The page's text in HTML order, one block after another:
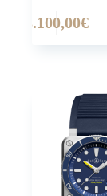
3.100,00€